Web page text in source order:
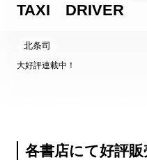
TAXI DRIVER
北条司
大好評連載中！
各書店にて好評